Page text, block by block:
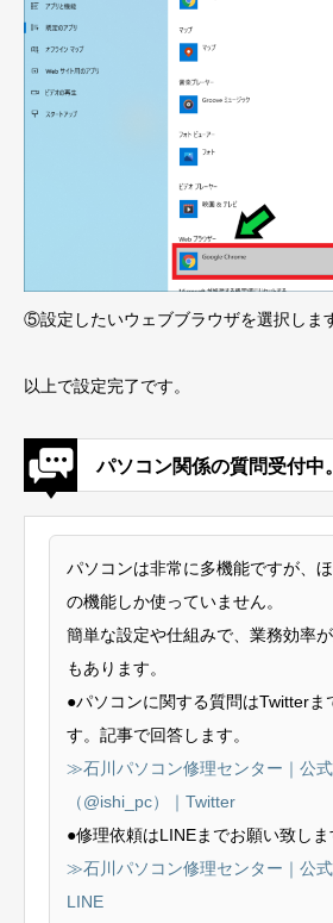
⑤設定したいウェブブラウザを選択しま
以上で設定完了です。
パソコン関係の質問受付中。
パソコンは非常に多機能ですが、
の機能しか使っていません。
簡単な設定や仕組みで、業務効率
もあります。
●パソコンに関する質問はTwitterま
す。記事で回答します。
≫石川パソコン修理センター｜公
（@ishi_pc）｜Twitter
●修理依頼はLINEまでお願い致しま
≫石川パソコン修理センター｜公式
LINE